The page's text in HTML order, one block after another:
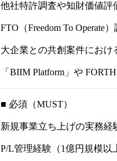
他社特許調査や知財価値評
FTO（Freedom To Operate
大企業との共創案件にお
「BIIM Platform」や
■ 必須（MUST）
新規事業立ち上げの実務経
P/L管理経験（1億円規模以